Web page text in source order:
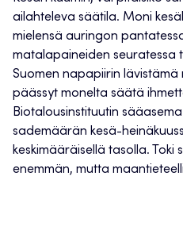
ailahteleva säätila. Moni
mielensä auringon
matalapaineiden seuratessa
Suomen napapiirin lävistämä
päässyt monelta säätä
Biotalousinstituutin
sademäärän kesä-
keskimääräisellä tasolla.
enemmän, mutta